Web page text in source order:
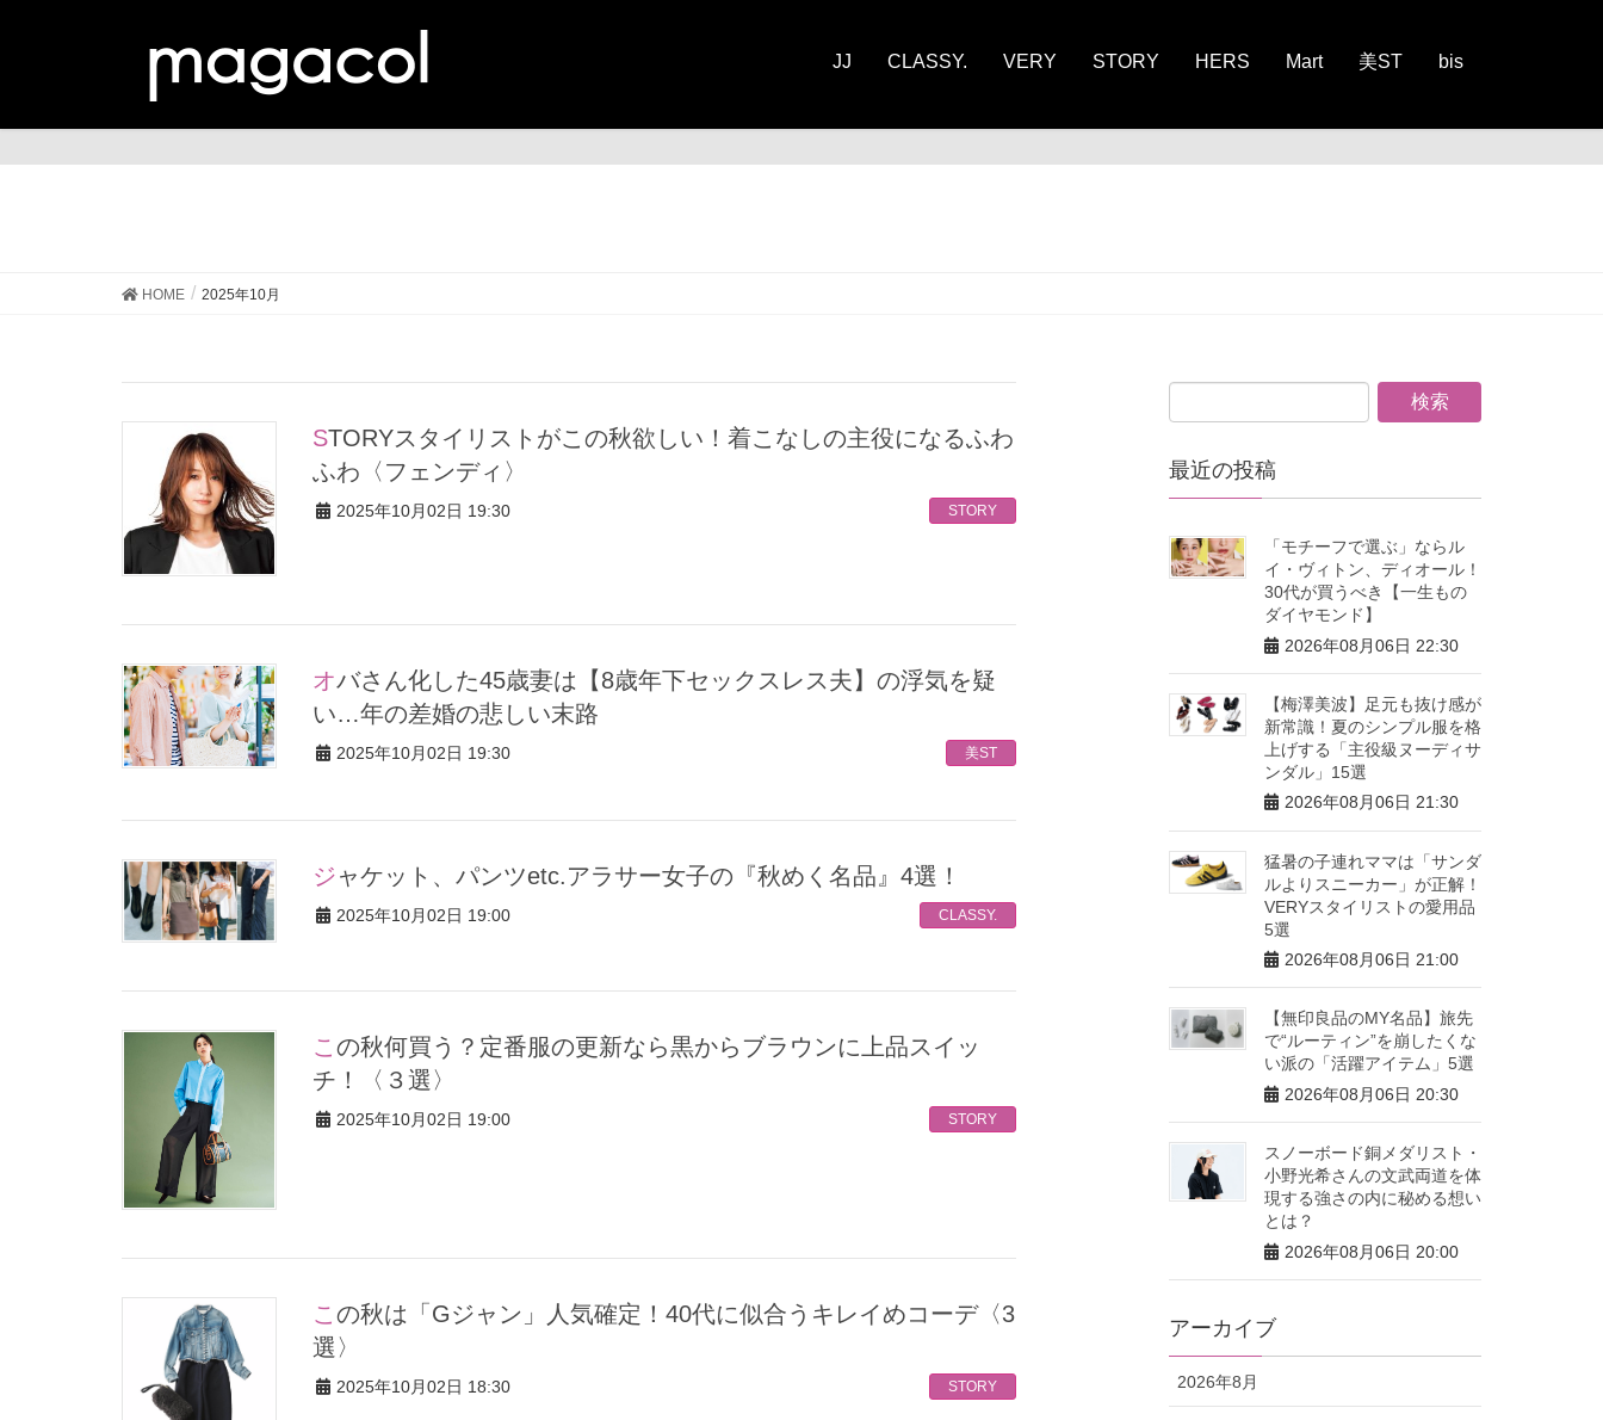
JJ CLASSY. VERY STORY HERS Mart 美ST bis
HOME 2025年10月
STORYスタイリストがこの秋欲しい！着こなしの主役になるふわ
ふわ〈フェンディ〉
2025年10月02日 19:30 STORY
オバさん化した45歳妻は【8歳年下セックスレス夫】の浮気を疑
い…年の差婚の悲しい末路
2025年10月02日 19:30 美ST
ジャケット、パンツetc.アラサー女子の『秋めく名品』4選！
2025年10月02日 19:00 CLASSY.
この秋何買う？定番服の更新なら黒からブラウンに上品スイッ
チ！〈３選〉
2025年10月02日 19:00 STORY
この秋は「Gジャン」人気確定！40代に似合うキレイめコーデ〈3
選〉
2025年10月02日 18:30 STORY
最近の投稿
「モチーフで選ぶ」ならル
イ・ヴィトン、ディオール！
30代が買うべき【一生もの
ダイヤモンド】
2026年08月06日 22:30
【梅澤美波】足元も抜け感が
新常識！夏のシンプル服を格
上げする「主役級ヌーディサ
ンダル」15選
2026年08月06日 21:30
猛暑の子連れママは「サンダ
ルよりスニーカー」が正解！
VERYスタイリストの愛用品
5選
2026年08月06日 21:00
【無印良品のMY名品】旅先
で“ルーティン”を崩したくな
い派の「活躍アイテム」5選
2026年08月06日 20:30
スノーボード銅メダリスト・
小野光希さんの文武両道を体
現する強さの内に秘める想い
とは？
2026年08月06日 20:00
アーカイブ
2026年8月